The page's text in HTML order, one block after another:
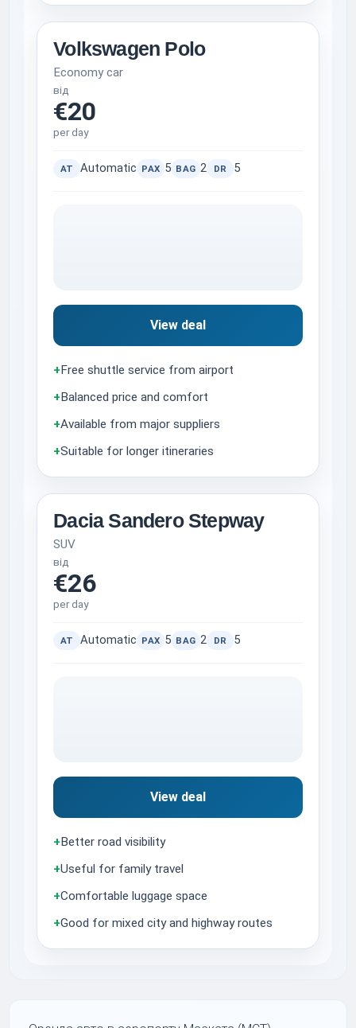
Volkswagen Polo
Economy car
від
€20
per day
AT Automatic PAX 5 BAG 2 DR 5
View deal
+Free shuttle service from airport
+Balanced price and comfort
+Available from major suppliers
+Suitable for longer itineraries
Dacia Sandero Stepway
SUV
від
€26
per day
AT Automatic PAX 5 BAG 2 DR 5
View deal
+Better road visibility
+Useful for family travel
+Comfortable luggage space
+Good for mixed city and highway routes